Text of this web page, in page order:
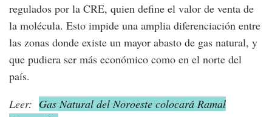
regulados por la CRE, quien define el valor de venta de
la molécula. Esto impide una amplia diferenciación entre
las zonas donde existe un mayor abasto de gas natural, y
que pudiera ser más económico como en el norte del
país.
Leer: Gas Natural del Noroeste colocará Ramal